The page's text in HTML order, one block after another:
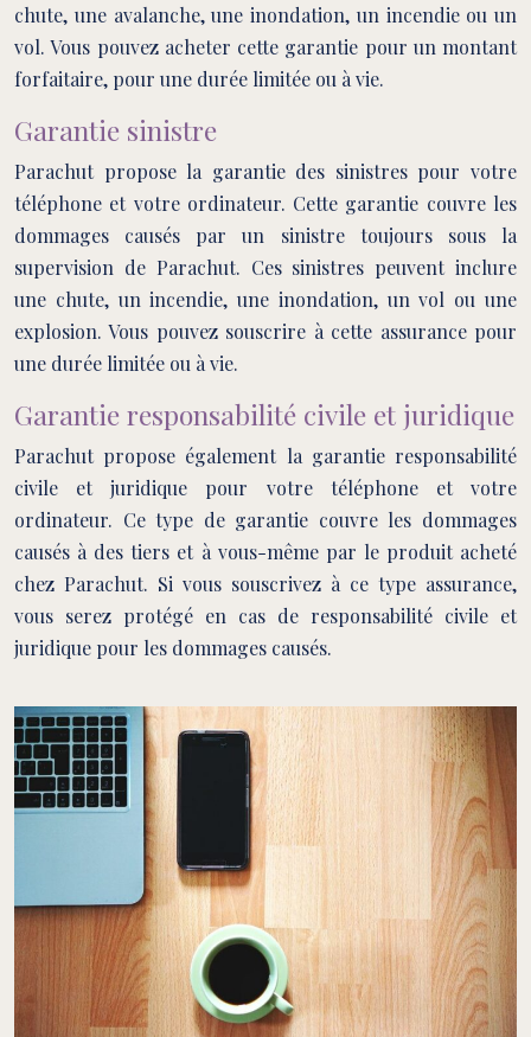
chute, une avalanche, une inondation, un incendie ou un
vol. Vous pouvez acheter cette garantie pour un montant
forfaitaire, pour une durée limitée ou à vie.
Garantie sinistre
Parachut propose la garantie des sinistres pour votre
téléphone et votre ordinateur. Cette garantie couvre les
dommages causés par un sinistre toujours sous la
supervision de Parachut. Ces sinistres peuvent inclure
une chute, un incendie, une inondation, un vol ou une
explosion. Vous pouvez souscrire à cette assurance pour
une durée limitée ou à vie.
Garantie responsabilité civile et juridique
Parachut propose également la garantie responsabilité
civile et juridique pour votre téléphone et votre
ordinateur. Ce type de garantie couvre les dommages
causés à des tiers et à vous-même par le produit acheté
chez Parachut. Si vous souscrivez à ce type assurance,
vous serez protégé en cas de responsabilité civile et
juridique pour les dommages causés.